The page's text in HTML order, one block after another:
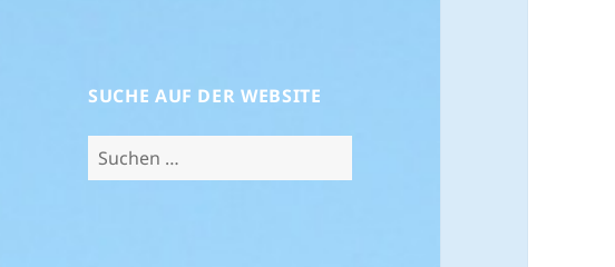
SUCHE AUF DER WEBSITE
Suchen